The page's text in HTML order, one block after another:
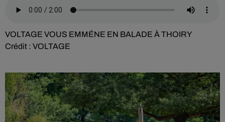
VOLTAGE VOUS EMMÉNE EN BALADE À THOIRY
Crédit : VOLTAGE